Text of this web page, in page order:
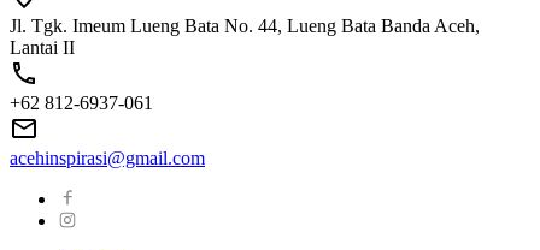
Jl. Tgk. Imeum Lueng Bata No. 44, Lueng Bata Banda Aceh,
Lantai II
+62 812-6937-061
acehinspirasi@gmail.com